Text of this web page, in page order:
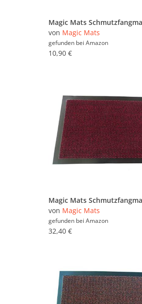
von Magic Mats
gefunden bei Amazon
10,90 €
von Magic Mats
gefunden bei Amazon
32,40 €